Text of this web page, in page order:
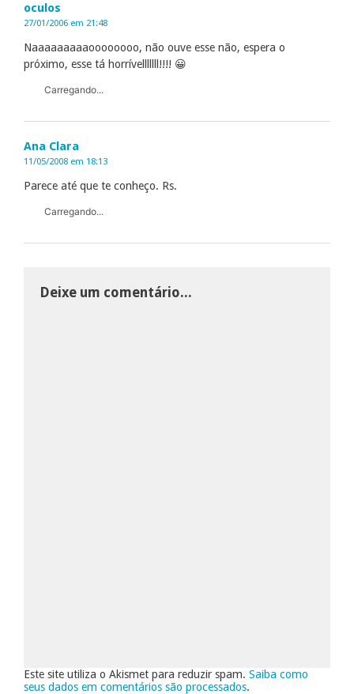
oculos
27/01/2006 em 21:48
Naaaaaaaaaoooooooo, não ouve esse não, espera o
próximo, esse tá horrívelllllll!!!! 😀
Carregando...
Ana Clara
11/05/2008 em 18:13
Parece até que te conheço. Rs.
Carregando...
Deixe um comentário...
Este site utiliza o Akismet para reduzir spam. Saiba como
seus dados em comentários são processados.